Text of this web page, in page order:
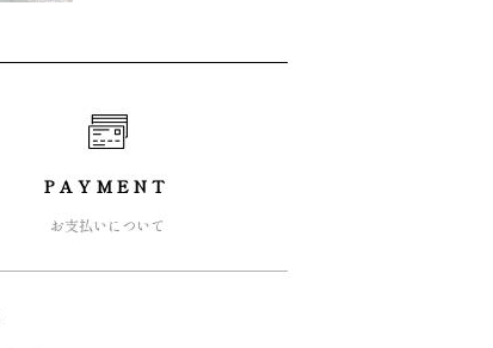
PAYMENT
お支払いについて